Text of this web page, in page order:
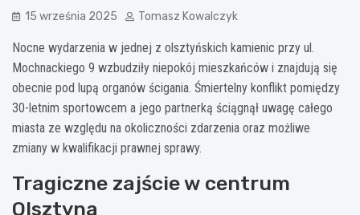
15 września 2025 Tomasz Kowalczyk
Nocne wydarzenia w jednej z olsztyńskich kamienic przy ul.
Mochnackiego 9 wzbudziły niepokój mieszkańców i znajdują się
obecnie pod lupą organów ścigania. Śmiertelny konflikt pomiędzy
30-letnim sportowcem a jego partnerką ściągnął uwagę całego
miasta ze względu na okoliczności zdarzenia oraz możliwe
zmiany w kwalifikacji prawnej sprawy.
Tragiczne zajście w centrum
Olsztyna